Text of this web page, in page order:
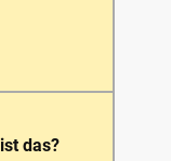
das?